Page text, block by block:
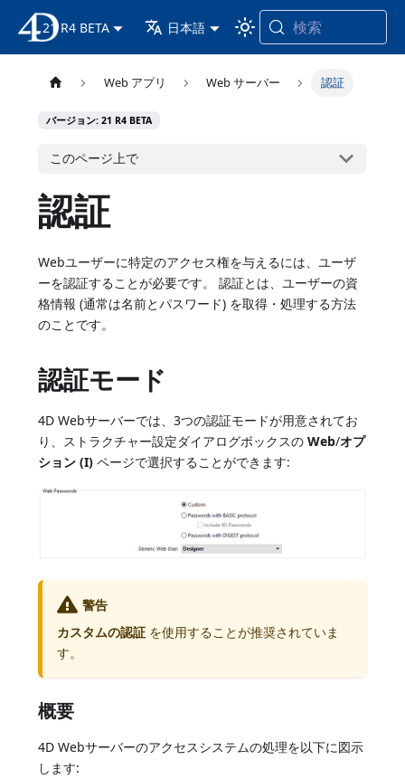
4D ドキュメンテーション
21 R4 BETA 日本語 検索
Web アプリ Web サーバー 認証
バージョン: 21 R4 BETA
このページ上で
認証
Webユーザーに特定のアクセス権を与えるには、ユーザ
ーを認証することが必要です。 認証とは、ユーザーの資
格情報 (通常は名前とパスワード) を取得・処理する方法
のことです。
認証モード
4D Webサーバーでは、3つの認証モードが用意されてお
り、ストラクチャー設定ダイアログボックスのWeb/オプ
ション (I) ページで選択することができます:
警告
カスタムの認証 を使用することが推奨されていま
す。
概要
4D Webサーバーのアクセスシステムの処理を以下に図示
します: